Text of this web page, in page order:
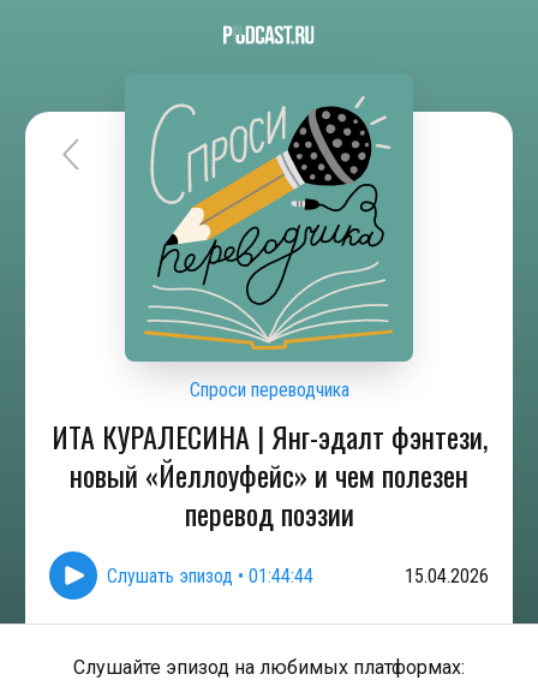
Спроси переводчика
ИТА КУРАЛЕСИНА | Янг-эдалт фэнтези,
новый «Йеллоуфейс» и чем полезен
перевод поэзии
Слушать эпизод • 01:44:44 15.04.2026
Слушайте эпизод на любимых платформах: